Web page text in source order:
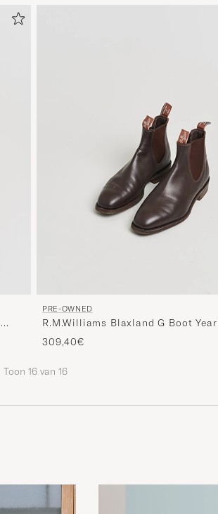
PRE-OWNED
R.M.Williams Blaxland G Boot
Chestnut UK9 - EU43,5
309,40€
Toon 16 van 16